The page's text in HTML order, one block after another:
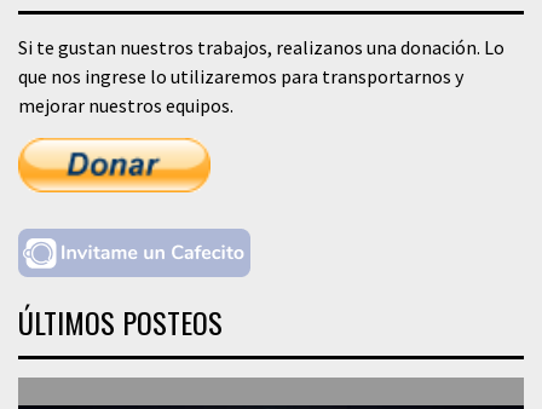
Si te gustan nuestros trabajos, realizanos una donación. Lo
que nos ingrese lo utilizaremos para transportarnos y
mejorar nuestros equipos.
ÚLTIMOS POSTEOS